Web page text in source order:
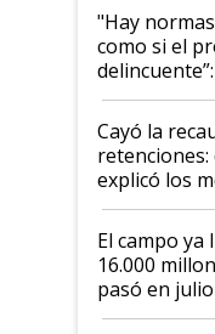
"Hay
como si el
al
habló del
Cayó la
explicó los
El campo ya
16.000
pasó en julio